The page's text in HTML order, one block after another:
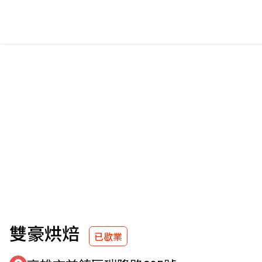
雙豪烘焙 已歇業